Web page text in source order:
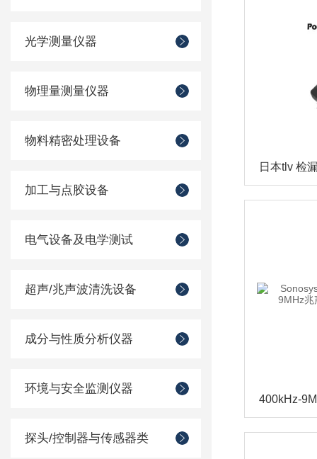
光学测量仪器
物理量测量仪器
物料精密处理设备
加工与点胶设备
电气设备及电学测试
超声/兆声波清洗设备
成分与性质分析仪器
环境与安全监测仪器
探头/控制器与传感器类
日本tlv 检